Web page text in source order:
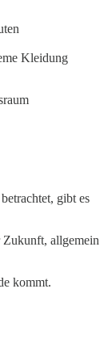
Kleidung
gibt es
Zukunft, allgemein
kommt.